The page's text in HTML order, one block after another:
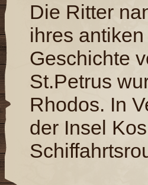
Die Ritter
ihres
Geschichte
St.Petrus
Rhodos. In
der Insel